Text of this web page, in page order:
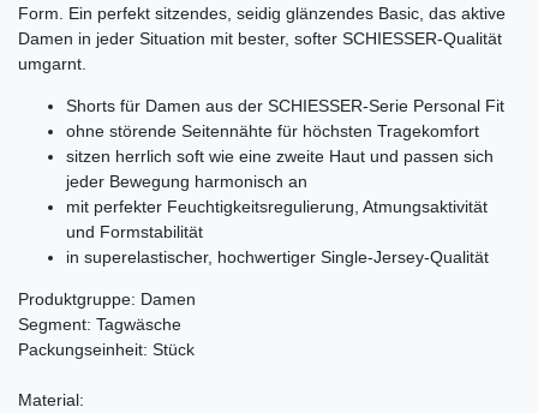
Form. Ein perfekt sitzendes, seidig glänzendes Basic, das aktive
Damen in jeder Situation mit bester, softer SCHIESSER-Qualität
umgarnt.
Shorts für Damen aus der SCHIESSER-Serie Personal Fit
ohne störende Seitennähte für höchsten Tragekomfort
sitzen herrlich soft wie eine zweite Haut und passen sich
jeder Bewegung harmonisch an
mit perfekter Feuchtigkeitsregulierung, Atmungsaktivität
und Formstabilität
in superelastischer, hochwertiger Single-Jersey-Qualität
Produktgruppe: Damen
Segment: Tagwäsche
Packungseinheit: Stück
Material: